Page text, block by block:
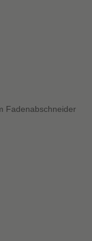
Fadenabschneider